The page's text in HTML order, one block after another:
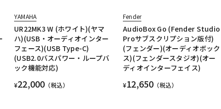
YAMAHA
UR22MK3 W (ホワイト)(ヤマ
ハ)(USB・オーディオインター
フェース)(USB Type-C)
(USB2.0バスパワー・ループバ
ック機能対応)
¥22,000 （税込）
Fender
AudioBox Go (Fender Studio
Proサブスクリプション版付)
(フェンダー)(オーディオボック
ス)(フェンダースタジオ)(オー
ディオインターフェイス)
¥12,650 （税込）